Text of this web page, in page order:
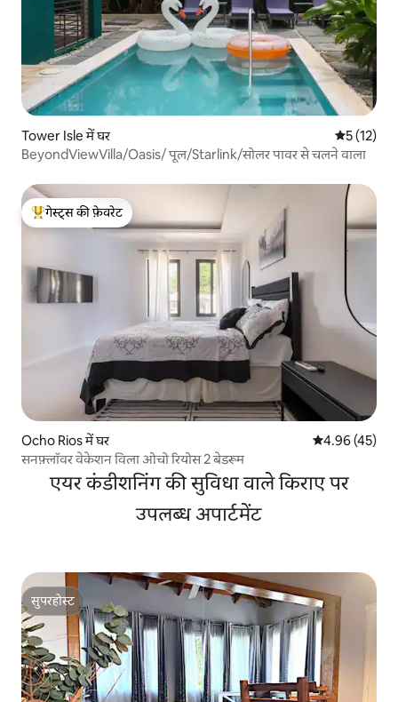
Tower Isle में घर औसत रेटिंग
5 (12)
BeyondViewVilla/Oasis/ पूल/Starlink/सोलर पावर से चलने वाला
गेस्ट्स का टॉप फ़ेवरेट
गेस्ट्स की फ़ेवरेट
Ocho Rios में घर औसत रेटिंग 5 में
4.96 (45)
सनफ़्लॉवर वेकेशन विला ओचो रियोस 2 बेडरूम
एयर कंडीशनिंग की सुविधा वाले किराए पर
उपलब्ध अपार्टमेंट
सुपरहोस्ट
सुपरहोस्ट